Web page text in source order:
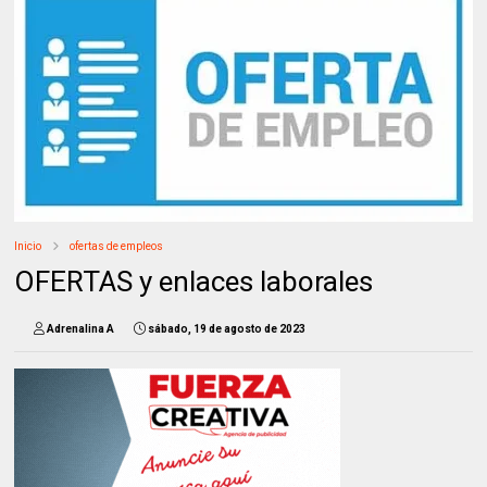
Inicio ofertas de empleos
OFERTAS y enlaces laborales
Adrenalina A sábado, 19 de agosto de 2023